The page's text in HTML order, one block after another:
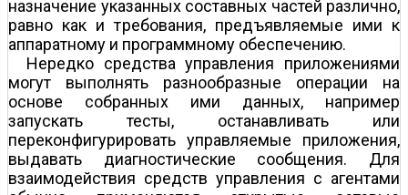
назначение указанных составных частей различно,
равно как и требования, предъявляемые ими к
аппаратному и программному обеспечению.
Нередко средства управления приложениями
могут выполнять разнообразные операции на
основе собранных ими данных, например
запускать тесты, останавливать или
переконфигурировать управляемые приложения,
выдавать диагностические сообщения. Для
взаимодействия средств управления с агентами